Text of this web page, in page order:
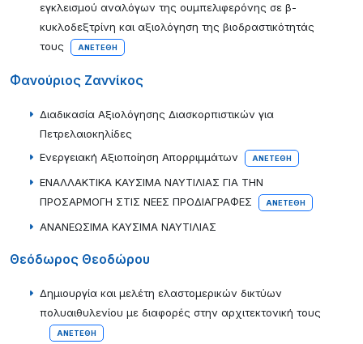
εγκλεισμού αναλόγων της ουμπελιφερόνης σε β-
κυκλοδεξτρίνη και αξιολόγηση της βιοδραστικότητάς
τους
ΑΝΕΤΈΘΗ
Φανούριος Ζαννίκος
Διαδικασία Αξιολόγησης Διασκορπιστικών για
Πετρελαιοκηλίδες
Ενεργειακή Αξιοποίηση Απορριμμάτων
ΑΝΕΤΈΘΗ
ΕΝΑΛΛΑΚΤΙΚΑ ΚΑΥΣΙΜΑ ΝΑΥΤΙΛΙΑΣ ΓΙΑ ΤΗΝ
ΠΡΟΣΑΡΜΟΓΗ ΣΤΙΣ ΝΕΕΣ ΠΡΟΔΙΑΓΡΑΦΕΣ
ΑΝΕΤΈΘΗ
ΑΝΑΝΕΩΣΙΜΑ ΚΑΥΣΙΜΑ ΝΑΥΤΙΛΙΑΣ
Θεόδωρος Θεοδώρου
Δημιουργία και μελέτη ελαστομερικών δικτύων
πολυαιθυλενίου με διαφορές στην αρχιτεκτονική τους
ΑΝΕΤΈΘΗ